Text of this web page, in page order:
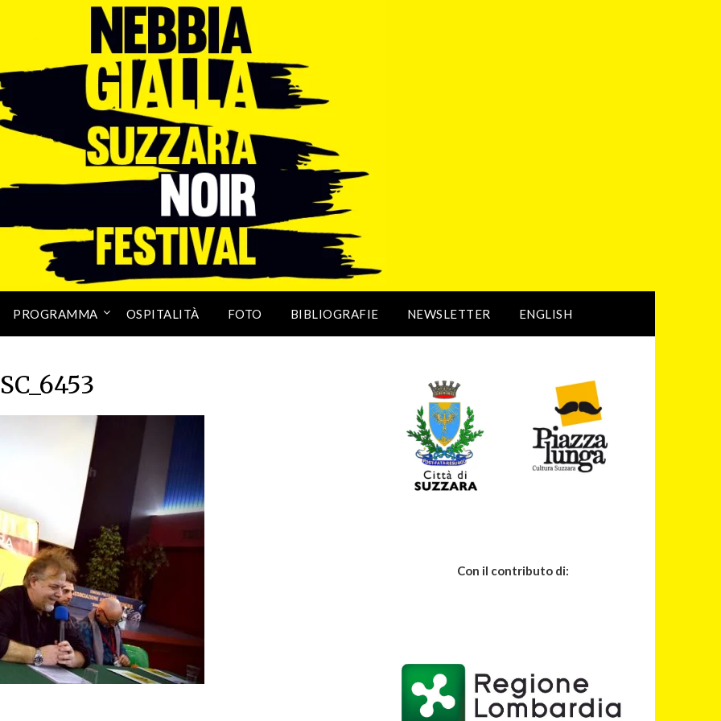
PROGRAMMA OSPITALITÀ FOTO BIBLIOGRAFIE NEWSLETTER ENGLISH
Con il contributo di: